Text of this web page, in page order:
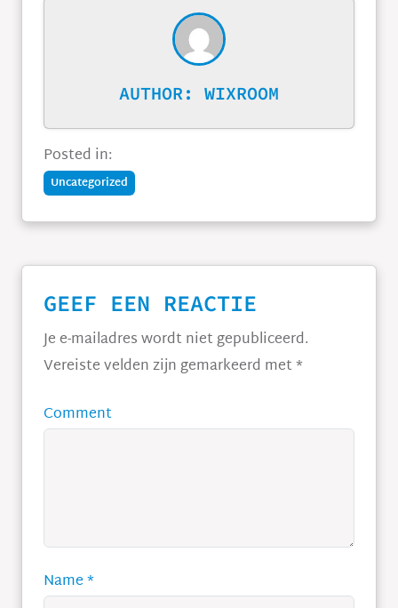
AUTHOR: WIXROOM
Posted in:
Uncategorized
GEEF EEN REACTIE
Je e-mailadres wordt niet gepubliceerd.
Vereiste velden zijn gemarkeerd met*
Comment
Name*